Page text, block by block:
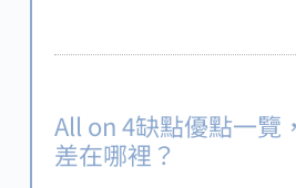
All on 4缺點優點一覽
差在哪裡？